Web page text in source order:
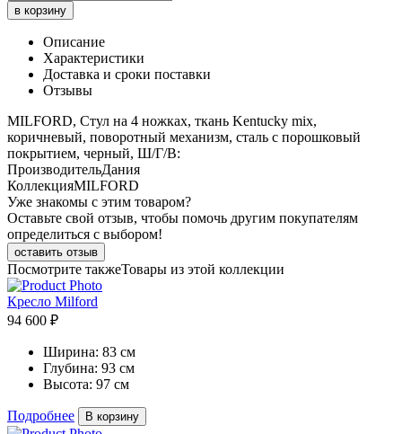
в корзину
Описание
Характеристики
Доставка и сроки поставки
Отзывы
MILFORD, Стул на 4 ножках, ткань Kentucky mix,
коричневый, поворотный механизм, сталь с порошковый
покрытием, черный, Ш/Г/В:
ПроизводительДания
КоллекцияMILFORD
Уже знакомы с этим товаром?
Оставьте свой отзыв, чтобы помочь другим покупателям
определиться с выбором!
оставить отзыв
Посмотрите такжеТовары из этой коллекции
Кресло Milford
94 600 ₽
Ширина: 83 см
Глубина: 93 см
Высота: 97 см
Подробнее В корзину